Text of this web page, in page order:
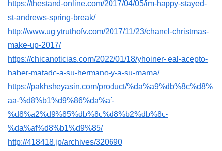
https://thestand-online.com/2017/04/05/im-happy-stayed-
st-andrews-spring-break/
http://www.uglytruthofv.com/2017/11/23/chanel-christmas-
make-up-2017/
https://chicanoticias.com/2022/01/18/yhoiner-leal-acepto-
haber-matado-a-su-hermano-y-a-su-mama/
https://pakhsheyasin.com/product/%da%a9%db%8c%d8%
aa-%d8%b1%d9%86%da%af-
%d8%a2%d9%85%db%8c%d8%b2%db%8c-
%da%af%d8%b1%d9%85/
http://418418.jp/archives/320690